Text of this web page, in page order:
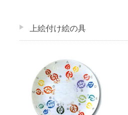
上絵付け絵の具